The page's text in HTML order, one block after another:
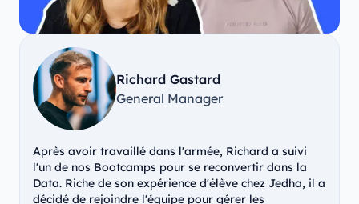
Richard Gastard
General Manager
Après avoir travaillé dans l'armée, Richard a suivi
l'un de nos Bootcamps pour se reconvertir dans la
Data. Riche de son expérience d'élève chez Jedha, il a
décidé de rejoindre l'équipe pour gérer les